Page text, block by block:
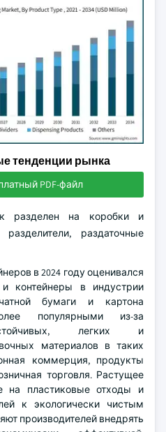
тенденции рынка
PDF-файл
разделен на коробки и
раздаточные
в 2024 году оценивался
контейнеры в индустрии
бумаги и картона
популярными из-за
легких и
материалов в таких
коммерция, продукты
торговля. Растущее
на пластиковые отходы и
к экологически чистым
производителей внедрять